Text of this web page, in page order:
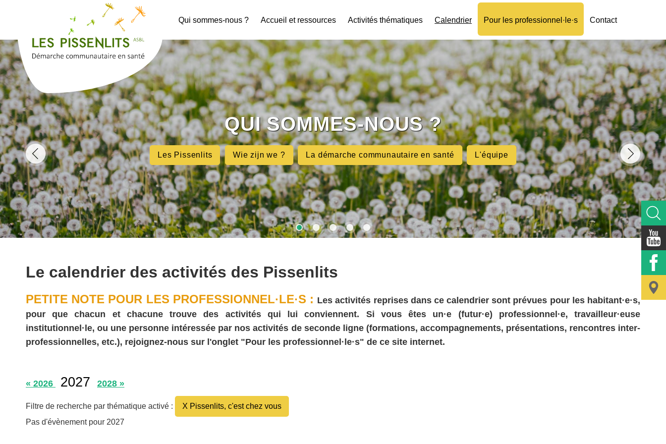
Qui sommes-nous ? Accueil et ressources Activités thématiques Calendrier Pour les professionnel·le·s Contact
QUI SOMMES-NOUS ?
Les Pissenlits Wie zijn we ? La démarche communautaire en santé L'équipe
Le calendrier des activités des Pissenlits
PETITE NOTE POUR LES PROFESSIONNEL·LE·S : Les activités reprises dans ce calendrier sont prévues pour les habitant·e·s,
pour que chacun et chacune trouve des activités qui lui conviennent. Si vous êtes un·e (futur·e) professionnel·e, travailleur·euse
institutionnel·le, ou une personne intéressée par nos activités de seconde ligne (formations, accompagnements, présentations, rencontres inter-
professionnelles, etc.), rejoignez-nous sur l'onglet "Pour les professionnel·le·s" de ce site internet.
« 2026 2027 2028 »
Filtre de recherche par thématique activé :
X Pissenlits, c'est chez vous
Pas d'évènement pour 2027